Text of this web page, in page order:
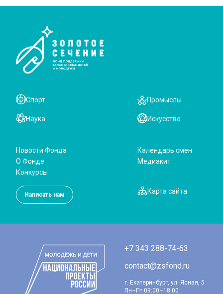
Наука
Спорт
Искусство
Промыслы
Карта сайта
Написать нам
Новости Фонда
О Фонде
Конкурсы
Календарь смен
Медиакит
+7 343 288-74-63
contact@zsfond.ru
г. Екатеринбург, ул. Ясная, 5
Пн–Пт 09:00–18:00